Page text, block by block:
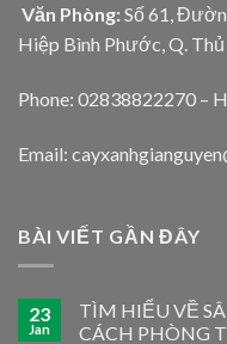
Văn Phòng: Số 61,
Hiệp Bình Phước, Q.
Phone: 02838822270 –
Email:
BÀI VIẾT GẦN ĐÂY
23
Jan
TÌM HIỂU VỀ
CÁCH PHÒNG